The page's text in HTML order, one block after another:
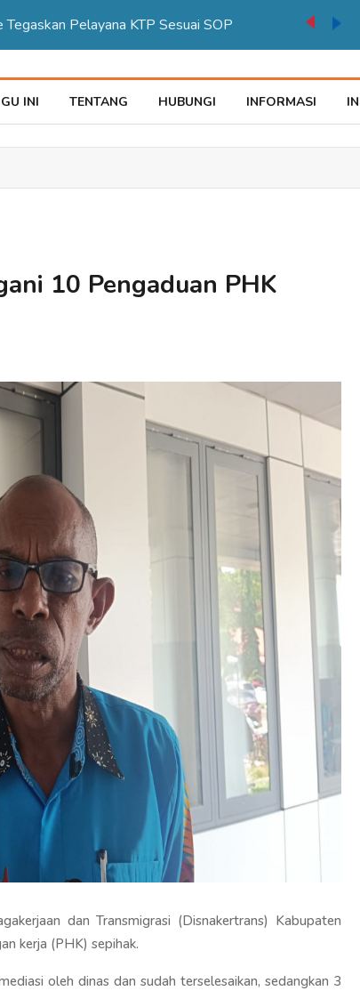
Pelayana KTP Sesuai SOP
INI TENTANG HUBUNGI INFORMASI
10 Pengaduan PHK
dan Transmigrasi (Disnakertrans) Kabupaten
kerja (PHK) sepihak.
oleh dinas dan sudah terselesaikan, sedangkan 3